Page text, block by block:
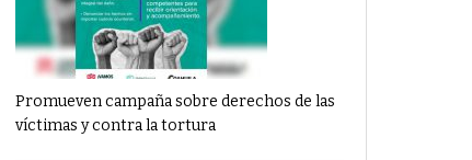
Promueven campaña sobre derechos de las
víctimas y contra la tortura